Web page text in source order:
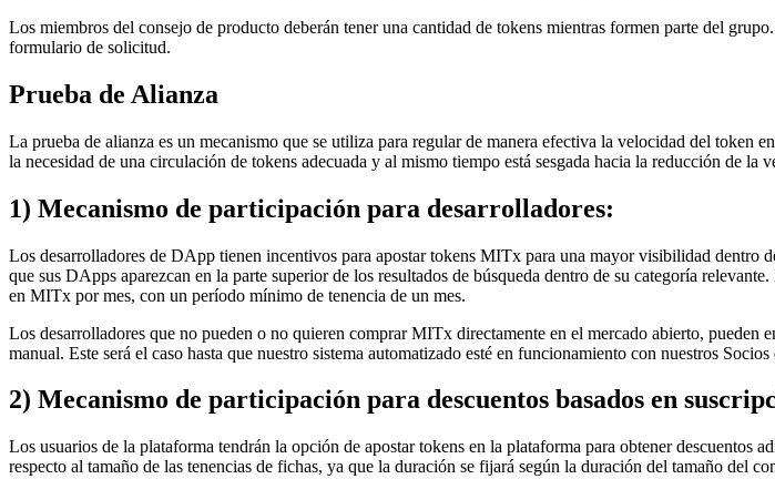
Los miembros del consejo de producto deberán tener una cantidad de tokens mientras formen parte del
formulario de solicitud.
Prueba de Alianza
La prueba de alianza es un mecanismo que se utiliza para regular de manera efectiva la velocidad del token
la necesidad de una circulación de tokens adecuada y al mismo tiempo está sesgada hacia la reducción de
1) Mecanismo de participación para desarrolladores:
Los desarrolladores de DApp tienen incentivos para apostar tokens MITx para una mayor visibilidad dentro
que sus DApps aparezcan en la parte superior de los resultados de búsqueda dentro de su categoría
en MITx por mes, con un período mínimo de tenencia de un mes.
Los desarrolladores que no pueden o no quieren comprar MITx directamente en el mercado abierto,
manual. Este será el caso hasta que nuestro sistema automatizado esté en funcionamiento con nuestros Socios
2) Mecanismo de participación para descuentos basados ​​en
Los usuarios de la plataforma tendrán la opción de apostar tokens en la plataforma para obtener descuentos
respecto al tamaño de las tenencias de fichas, ya que la duración se fijará según la duración del tamaño del